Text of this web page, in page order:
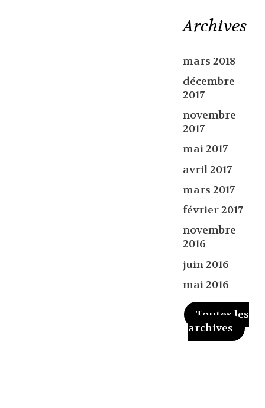
Archives
mars 2018
décembre
2017
novembre
2017
mai 2017
avril 2017
mars 2017
février 2017
novembre
2016
juin 2016
mai 2016
Toutes les
archives